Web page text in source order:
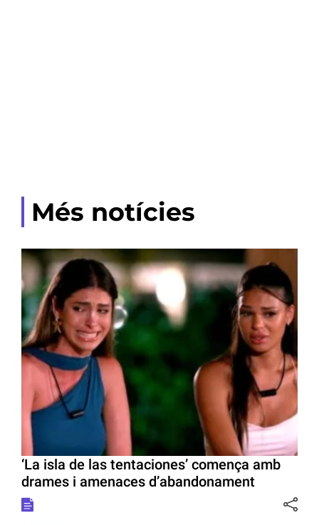
Més notícies
‘La isla de las tentaciones’ comença amb
drames i amenaces d’abandonament